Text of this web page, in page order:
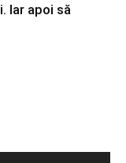
Iar apoi să